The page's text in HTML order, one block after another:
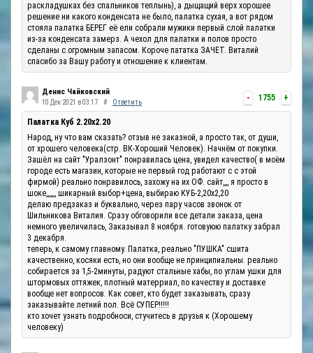
раскладушках без спальников теплынь), а дыщащий верх хорошее
решение ни какого конденсата не было, палатка сухая, а вот рядом
стояла палатка БЕРЕГ её ели собрали мужики первый слой палатки
из-за конденсата замерз. А чехол для палатки и полов просто
сделаны с огромным запасом. Короче пататка ЗАЧЕТ. Виталий
спасибо за Вашу работу и отношение к клиентам.
- 1755 +
Денис Чайковский
10 Дек 2021 в 03:17 # Ответить
Палатка Куб 2.20x2.20
Народ, ну что вам сказать? отзыв не заказной, а просто так, от души,
от хрошего человека(стр. ВК-Хороший Человек). Начнём от покупки.
Зашёл на сайт "Уралзонт" понравилась цена, увидел качество( в моём
городе есть магазин, которые не первый год работают с с этой
фирмой) реально понравилось, захожу на их ОФ. сайт,,,, я просто в
шоке,,,,,,, шикарный выбор+цена, выбираю КУБ-2,20х2,20
делаю предзаказ и буквально, через пару часов звонок от
Шильникова Виталия. Сразу обговорили все детали заказа, цена
немного увеличилась, Заказывал 8 ноября. готовуюю палатку забрал
3 декабря.
теперь, к самому главному. Палатка, реально "ПУШКА" сшита
качественно, косяки есть, но они вообще не принципиальны. реально
собирается за 1,5-2минуты, радуют стальные хабы, по углам ушки для
штормовых оттяжек, плотный матерриал, по качеству и доставке
вообще нет вопросов. Как совет, кто будет заказывать, сразу
заказывайте летний пол. Всё СУПЕР!!!!!
кто хочет узнать подробноси, стучитесь в друзья к (Хорошему
человеку)